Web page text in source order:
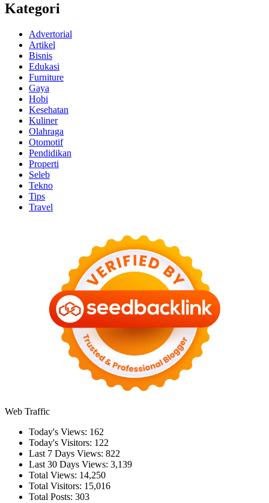
Kategori
Advertorial
Artikel
Bisnis
Edukasi
Furniture
Gaya
Hobi
Kesehatan
Kuliner
Olahraga
Otomotif
Pendidikan
Properti
Seleb
Tekno
Tips
Travel
Web Traffic
Today's Views: 162
Today's Visitors: 122
Last 7 Days Views: 822
Last 30 Days Views: 3,139
Total Views: 14,250
Total Visitors: 15,016
Total Posts: 303